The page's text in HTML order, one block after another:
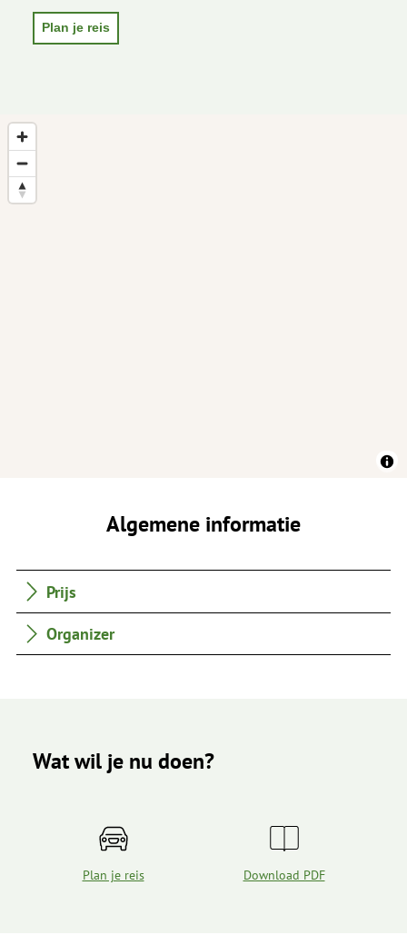
Plan je reis
Algemene informatie
Prijs
Organizer
Wat wil je nu doen?
Plan je reis Download PDF